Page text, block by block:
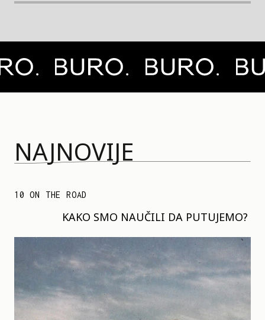
NAJNOVIJE
10 ON THE ROAD
KAKO SMO NAUČILI DA PUTUJEMO?